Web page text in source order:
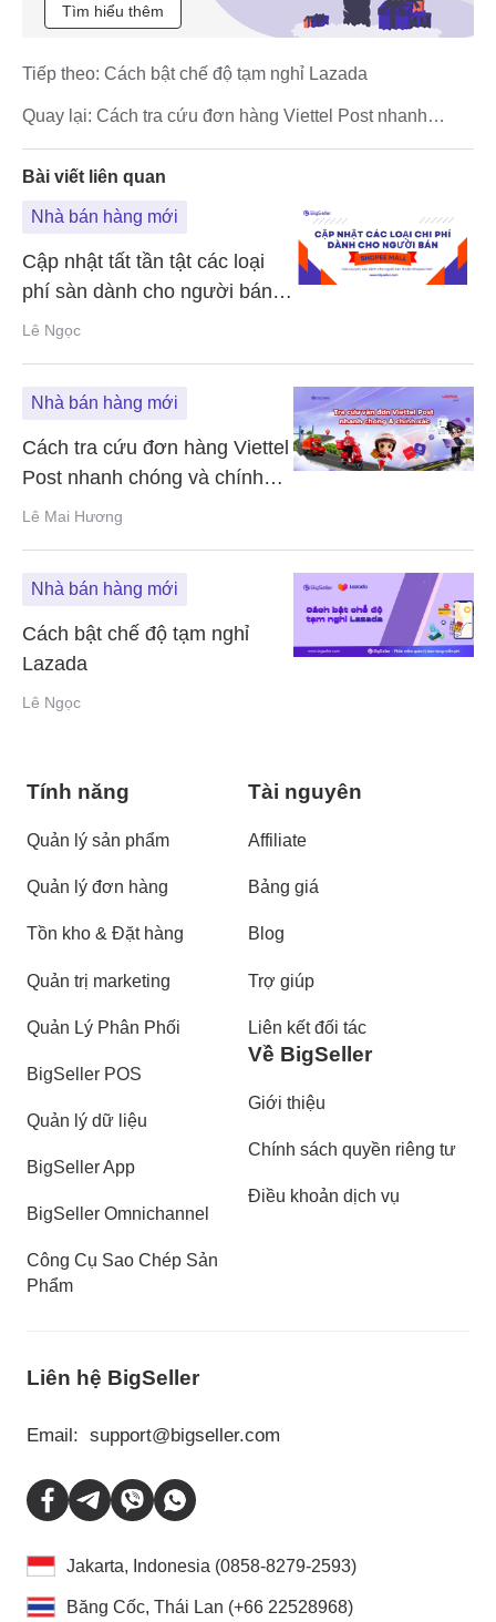
Tìm hiểu thêm
Quay lại: Cách tra cứu đơn hàng Viettel Post nhanh
Tiếp theo: Cách bật chế độ tạm nghỉ Lazada
Bài viết liên quan
Nhà bán hàng mới
Cập nhật tất tần tật các loại
phí sàn dành cho người bán
thuộc Shopee Mall
Lê Ngọc
Nhà bán hàng mới
Cách tra cứu đơn hàng Viettel
Post nhanh chóng và chính
xác nhất
Lê Mai Hương
Nhà bán hàng mới
Cách bật chế độ tạm nghỉ
Lazada
Lê Ngọc
Tính năng
Quản lý sản phẩm
Quản lý đơn hàng
Tồn kho & Đặt hàng
Quản trị marketing
Quản Lý Phân Phối
BigSeller POS
Quản lý dữ liệu
BigSeller App
BigSeller Omnichannel
Công Cụ Sao Chép Sản
Phẩm
Tài nguyên
Affiliate
Bảng giá
Blog
Trợ giúp
Liên kết đối tác
Về BigSeller
Giới thiệu
Chính sách quyền riêng tư
Điều khoản dịch vụ
Liên hệ BigSeller
Email: support@bigseller.com
Jakarta, Indonesia (0858-8279-2593)
Băng Cốc, Thái Lan (+66 22528968)